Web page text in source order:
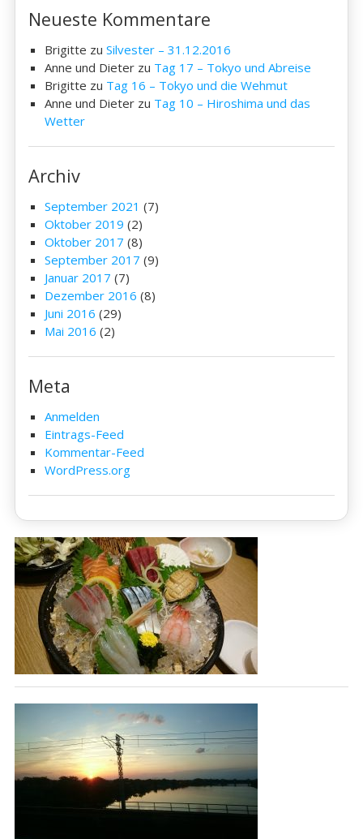
Neueste Kommentare
Brigitte zuSilvester – 31.12.2016
Anne und Dieter zu Tag 17 – Tokyo und Abreise
Brigitte zu Tag 16 – Tokyo und die Wehmut
Anne und Dieter zu Tag 10 – Hiroshima und das
Wetter
Archiv
September 2021 (7)
Oktober 2019 (2)
Oktober 2017 (8)
September 2017 (9)
Januar 2017 (7)
Dezember 2016 (8)
Juni 2016 (29)
Mai 2016 (2)
Meta
Anmelden
Eintrags-Feed
Kommentar-Feed
WordPress.org